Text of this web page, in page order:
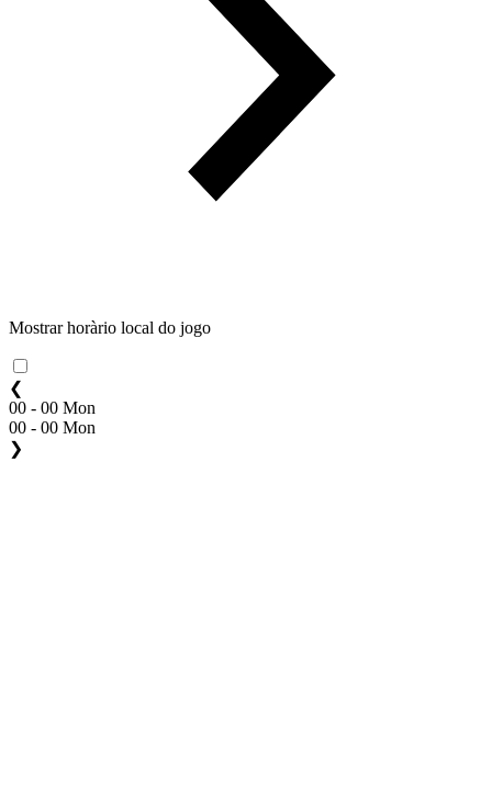
Mostrar horàrio local do jogo
❮
00 - 00 Mon
00 - 00 Mon
❯